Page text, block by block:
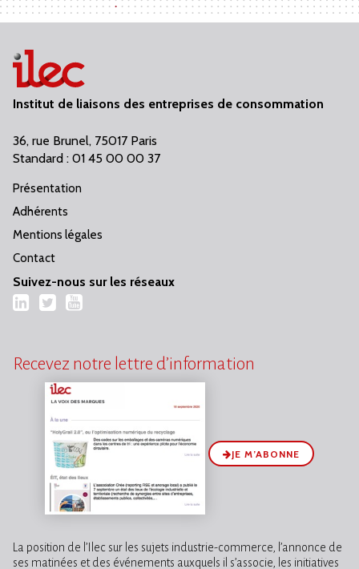
Institut de liaisons des entreprises de consommation
36, rue Brunel, 75017 Paris
Standard : 01 45 00 00 37
Présentation
Adhérents
Mentions légales
Contact
Suivez-nous sur les réseaux
LinkedIn
TwitterYouTube
Recevez notre lettre d’information
JE M’ABONNE
La position de l’Ilec sur les sujets industrie-commerce, l’annonce de
ses matinées et des événements auxquels il s’associe, les initiatives